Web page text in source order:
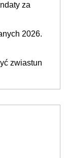
za
2026.
zwiastun